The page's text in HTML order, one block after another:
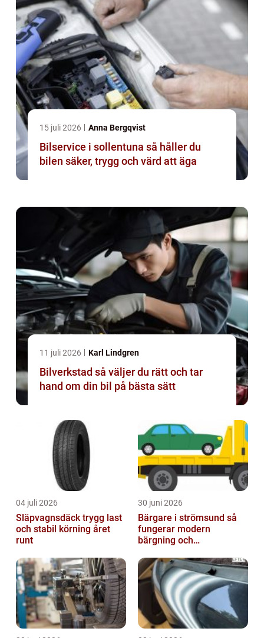
15 juli 2026 Anna Bergqvist
Bilservice i sollentuna så håller du
bilen säker, trygg och värd att äga
11 juli 2026 Karl Lindgren
Bilverkstad så väljer du rätt och tar
hand om din bil på bästa sätt
04 juli 2026
Släpvagnsdäck trygg last
och stabil körning året
runt
30 juni 2026
Bärgare i strömsund så
fungerar modern
bärgning och